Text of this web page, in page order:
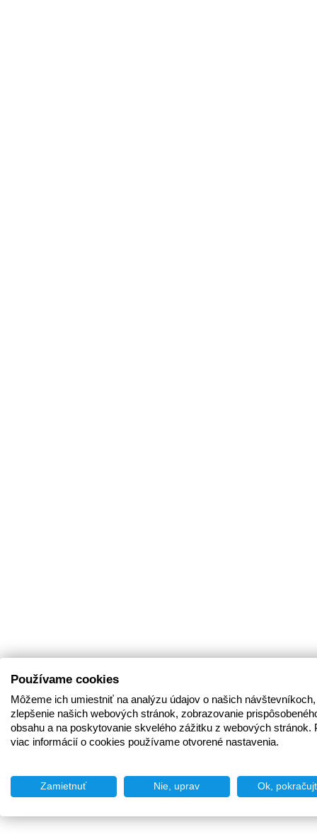
Používame cookies
Môžeme ich umiestniť na analýzu údajov o našich
zlepšenie našich webových stránok, zobrazovanie
obsahu a na poskytovanie skvelého zážitku z webových stránok.
viac informácií o cookies používame otvorené nastavenia.
Zamietnuť Nie, uprav Ok,